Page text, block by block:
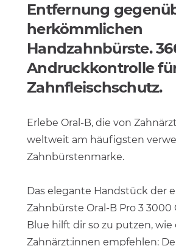
Entfernung
herkömmlichen
Handzahnbürste.
Andruckkontrolle
Zahnfleischschutz.
Erlebe Oral-B, die von
weltweit am häufigsten
Zahnbürstenmarke.
Das elegante Handstück der
Zahnbürste Oral-B Pro 3 3000
Blue hilft dir so zu putzen, wie
Zahnärzt:innen empfehlen: